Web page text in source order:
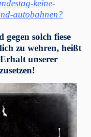
keine-
autobahnen?
gegen solch fiese
zu wehren, heißt
unserer